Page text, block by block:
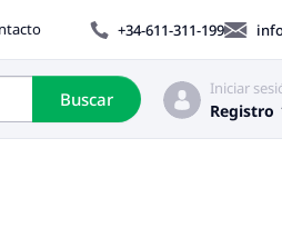
+34-611-311-199
Buscar
Iniciar
Registro